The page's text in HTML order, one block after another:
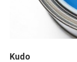
Kudo